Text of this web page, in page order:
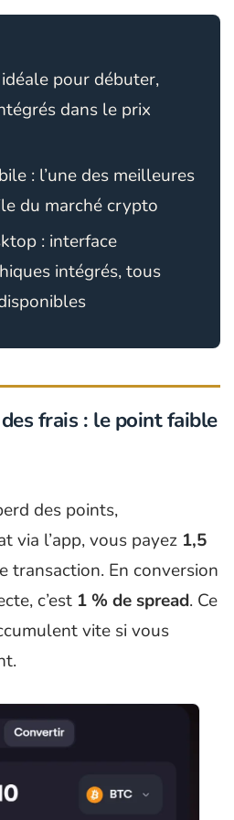
pour débuter,
dans le prix
: l’une des meilleures
du marché crypto
: interface
intégrés, tous
frais : le point faible
des points,
via l’app, vous payez 1,5
transaction. En conversion
c’est 1 % de spread. Ce
vite si vous